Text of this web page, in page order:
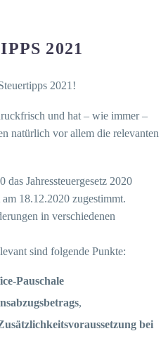
2021
2021!
und hat – wie immer –
natürlich vor allem die relevanten
Jahressteuergesetz 2020
18.12.2020 zugestimmt.
in verschiedenen
sind folgende Punkte:
Pauschale
,
bei